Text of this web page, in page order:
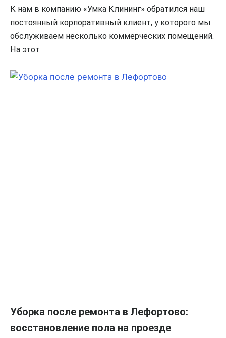
К нам в компанию «Умка Клининг» обратился наш
постоянный корпоративный клиент, у которого мы
обслуживаем несколько коммерческих помещений.
На этот
Уборка после ремонта в Лефортово:
восстановление пола на проезде